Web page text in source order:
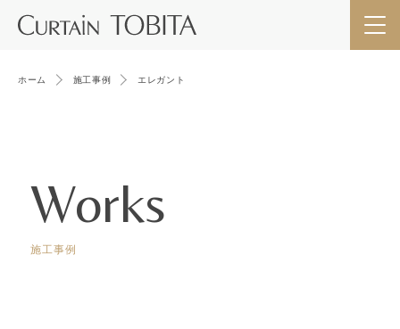
ホーム 施工事例 エレガント
Works
施工事例